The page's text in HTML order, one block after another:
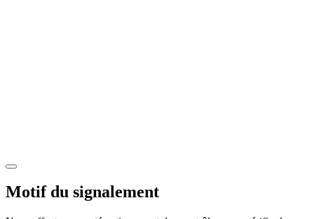
Motif du signalement